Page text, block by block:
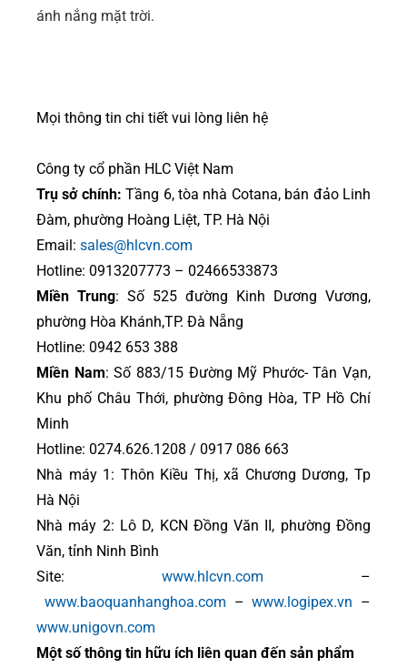
ánh nắng mặt trời.
Mọi thông tin chi tiết vui lòng liên hệ
Công ty cổ phần HLC Việt Nam
Trụ sở chính: Tầng 6, tòa nhà Cotana, bán đảo Linh
Đàm, phường Hoàng Liệt, TP. Hà Nội
Email: sales@hlcvn.com
Hotline: 0913207773 – 02466533873
Miền Trung: Số 525 đường Kinh Dương Vương,
phường Hòa Khánh,TP. Đà Nẵng
Hotline: 0942 653 388
Miền Nam: Số 883/15 Đường Mỹ Phước- Tân Vạn,
Khu phố Châu Thới, phường Đông Hòa, TP Hồ Chí
Minh
Hotline: 0274.626.1208 / 0917 086 663
Nhà máy 1: Thôn Kiều Thị, xã Chương Dương, Tp
Hà Nội
Nhà máy 2: Lô D, KCN Đồng Văn II, phường Đồng
Văn, tỉnh Ninh Bình
Site: www.hlcvn.com –
www.baoquanhanghoa.com –www.logipex.vn –
www.unigovn.com
Một số thông tin hữu ích liên quan đến sản phẩm